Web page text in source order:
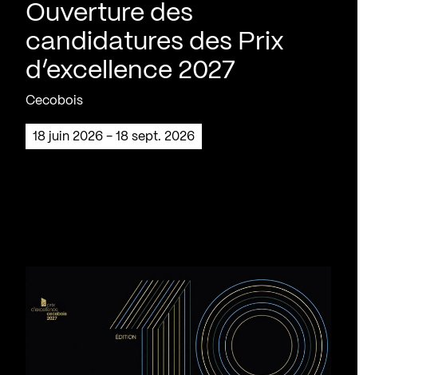
Ouverture des
candidatures des Prix
d’excellence 2027
Cecobois
18 juin 2026 - 18 sept. 2026